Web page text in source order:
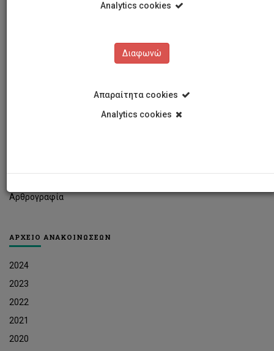
Αρθρογραφία
ΑΡΧΕΙΟ ΑΝΑΚΟΙΝΩΣΕΩΝ
2024
2023
2022
2021
2020
Analytics cookies
Διαφωνώ
Απαραίτητα cookies
Analytics cookies